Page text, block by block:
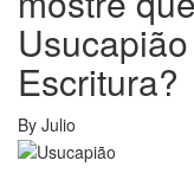
Escritura?
By Julio